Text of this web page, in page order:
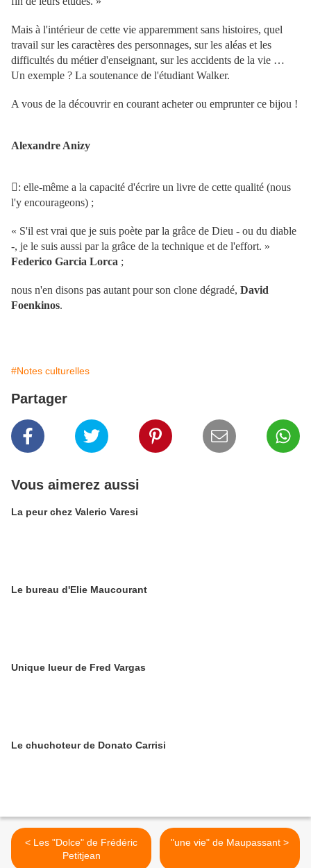
Mais à l'intérieur de cette vie apparemment sans histoires, quel
travail sur les caractères des personnages, sur les aléas et les
difficultés du métier d'enseignant, sur les accidents de la vie …
Un exemple ? La soutenance de l'étudiant Walker.
A vous de la découvrir en courant acheter ou emprunter ce bijou !
Alexandre Anizy
: elle-même a la capacité d'écrire un livre de cette qualité (nous
l'y encourageons) ;
« S'il est vrai que je suis poète par la grâce de Dieu - ou du diable
-, je le suis aussi par la grâce de la technique et de l'effort. »
Federico Garcia Lorca ;
nous n'en disons pas autant pour son clone dégradé, David
Foenkinos.
#Notes culturelles
Partager
Vous aimerez aussi
La peur chez Valerio Varesi
Le bureau d'Elie Maucourant
Unique lueur de Fred Vargas
Le chuchoteur de Donato Carrisi
< Les "Dolce" de Frédéric
Petitjean
"une vie" de Maupassant >